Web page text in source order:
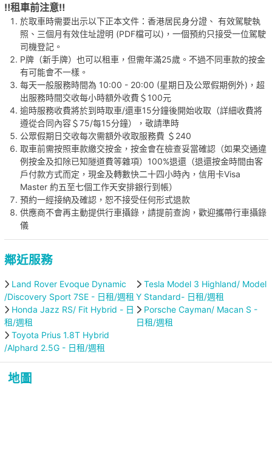
‼️租車前注意‼️
於取車時需要出示以下正本文件：香港居民身分證、 有效駕駛執
照、三個月有效住址證明 (PDF檔可以)，一個預約只接受一位駕駛
司機登記。
P牌（新手牌）也可以租車，但需年滿25歲。不過不同車款的按金
有可能會不一樣。
每天一般服務時間為 10:00 - 20:00 (星期日及公眾假期例外)，超
出服務時間交收每小時額外收費＄100元
逾時服務收費將於到時取車/還車15分鐘後開始收取（詳細收費將
遵從合同內容＄75/每15分鐘），敬請準時
公眾假期日交收每次需額外收取服務費 ＄240
取車前需按照車款繳交按金，按金會在檢查妥當確認（如果交通違
例按金及扣除已知隧道費等雜項）100%退還（退還按金時間由客
戶付款方式而定，現金及轉數快二十四小時內，信用卡Visa
Master 約五至七個工作天安排銀行到帳）
預約一經接納及確認，恕不接受任何形式退款
供應商不會再主動提供行車攝錄，請提前查詢，歡迎攜帶行車攝錄
儀
鄰近服務
Land Rover Evoque Dynamic
/Discovery Sport 7SE - 日租/週租
Tesla Model 3 Highland/ Model
Y Standard- 日租/週租
Honda Jazz RS/ Fit Hybrid - 日
租/週租
Porsche Cayman/ Macan S -
日租/週租
Toyota Prius 1.8T Hybrid
/Alphard 2.5G - 日租/週租
地圖